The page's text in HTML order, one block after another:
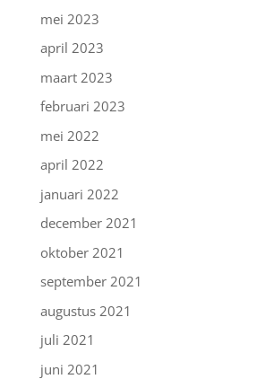
mei 2023
april 2023
maart 2023
februari 2023
mei 2022
april 2022
januari 2022
december 2021
oktober 2021
september 2021
augustus 2021
juli 2021
juni 2021